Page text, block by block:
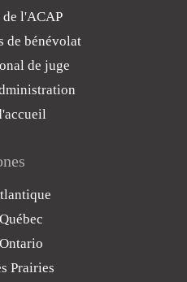
l'ACAP
de bénévolat
de juge
Prairies